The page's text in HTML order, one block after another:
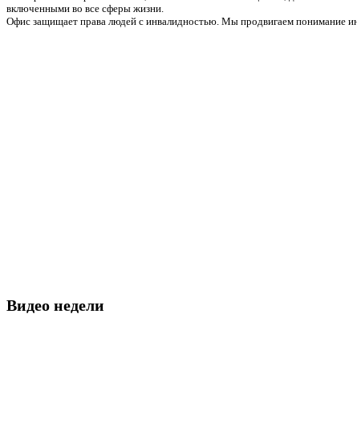
включенными во все сферы жизни.
Офис защищает права людей с инвалидностью. Мы продвигаем понимание
Видео недели